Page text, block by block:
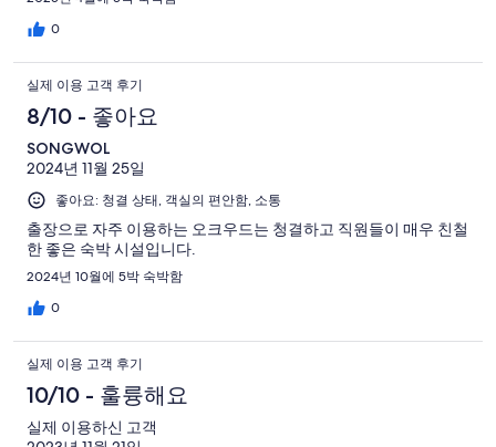
0
실제 이용 고객 후기
8/10 - 좋아요
SONGWOL
2024년 11월 25일
좋아요: 청결 상태, 객실의 편안함, 소통
출장으로 자주 이용하는 오크우드는 청결하고 직원들이 매우 친철
한 좋은 숙박 시설입니다.
2024년 10월에 5박 숙박함
0
실제 이용 고객 후기
10/10 - 훌륭해요
실제 이용하신 고객